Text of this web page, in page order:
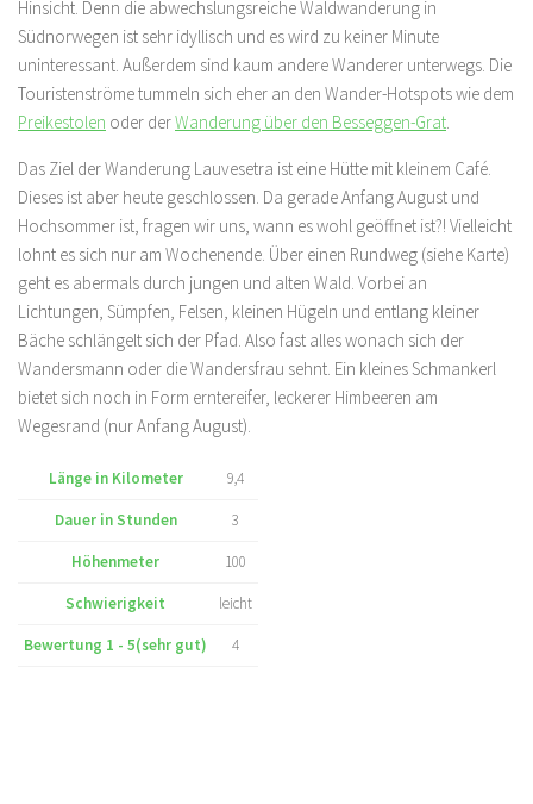
Hinsicht. Denn die abwechslungsreiche Waldwanderung in
Südnorwegen ist sehr idyllisch und es wird zu keiner Minute
uninteressant. Außerdem sind kaum andere Wanderer unterwegs. Die
Touristenströme tummeln sich eher an den Wander-Hotspots wie dem
Preikestolen oder derWanderung über den Besseggen-Grat.
Das Ziel der Wanderung Lauvesetra ist eine Hütte mit kleinem Café.
Dieses ist aber heute geschlossen. Da gerade Anfang August und
Hochsommer ist, fragen wir uns, wann es wohl geöffnet ist?! Vielleicht
lohnt es sich nur am Wochenende. Über einen Rundweg (siehe Karte)
geht es abermals durch jungen und alten Wald. Vorbei an
Lichtungen, Sümpfen, Felsen, kleinen Hügeln und entlang kleiner
Bäche schlängelt sich der Pfad. Also fast alles wonach sich der
Wandersmann oder die Wandersfrau sehnt. Ein kleines Schmankerl
bietet sich noch in Form erntereifer, leckerer Himbeeren am
Wegesrand (nur Anfang August).
Länge in Kilometer
Dauer in Stunden
Höhenmeter
Schwierigkeit
Bewertung 1 - 5(sehr gut)
9,4
3
100
leicht
4